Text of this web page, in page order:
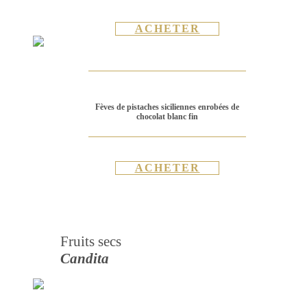
ACHETER
Fèves de pistaches siciliennes enrobées de
chocolat blanc fin
ACHETER
Fruits secs
Candita